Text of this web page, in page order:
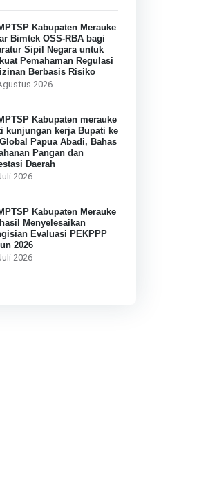
Kabupaten Merauke
Bimtek OSS-RBA bagi
Sipil Negara untuk
Pemahaman Regulasi
Berbasis Risiko
2026
Kabupaten merauke
kunjungan kerja Bupati ke
Papua Abadi, Bahas
Pangan dan
Daerah
2026
Kabupaten Merauke
Menyelesaikan
Evaluasi PEKPPP
2026
2026